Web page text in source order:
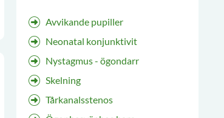
Avvikande pupiller
Neonatal konjunktivit
Nystagmus - ögondarr
Skelning
Tårkanalsstenos